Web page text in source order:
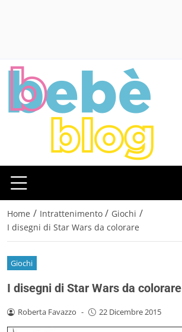
Home / Intrattenimento / Giochi /
I disegni di Star Wars da colorare
Giochi
I disegni di Star Wars da colorare
Roberta Favazzo - 22 Dicembre 2015